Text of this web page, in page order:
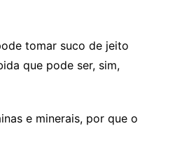
tomar suco de jeito
que pode ser, sim,
e minerais, por que o